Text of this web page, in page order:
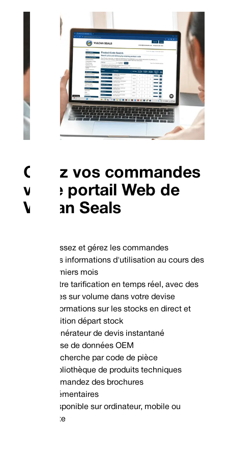
Gérez vos commandes
via le portail Web de
Vulcan Seals
Passez et gérez les commandes
Vos informations d'utilisation au cours des
12 derniers mois
Votre tarification en temps réel, avec des
remises sur volume dans votre devise
Informations sur les stocks en direct et
expédition départ stock
Générateur de devis instantané
Base de données OEM
Recherche par code de pièce
Bibliothèque de produits techniques
Demandez des brochures
supplémentaires
Disponible sur ordinateur, mobile ou
tablette